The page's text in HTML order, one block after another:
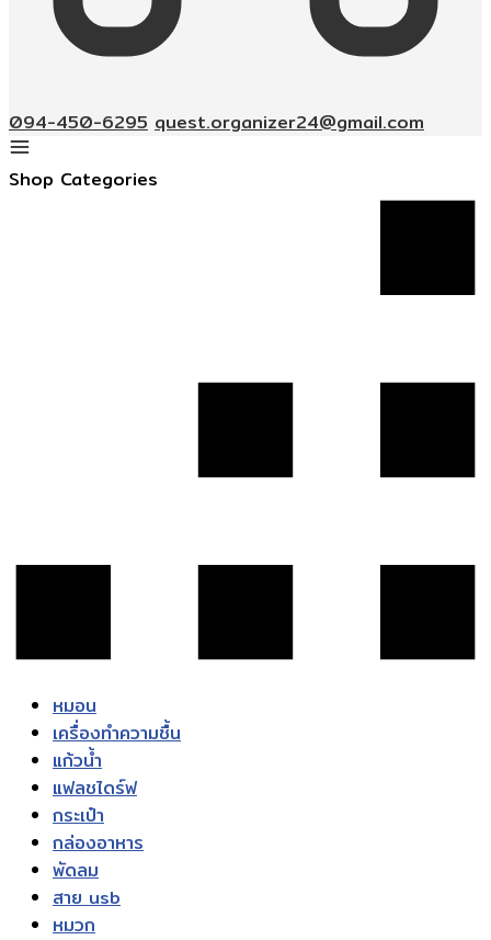
094-450-6295 quest.organizer24@gmail.com
Shop Categories
หมอน
เครื่องทำความชื้น
แก้วน้ำ
แฟลชไดร์ฟ
กระเป๋า
กล่องอาหาร
พัดลม
สาย usb
หมวก